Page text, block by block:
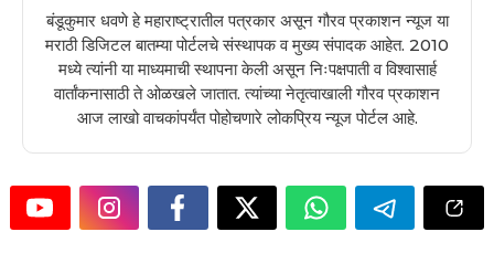
बंडूकुमार धवणे हे महाराष्ट्रातील पत्रकार असून गौरव प्रकाशन न्यूज या
मराठी डिजिटल बातम्या पोर्टलचे संस्थापक व मुख्य संपादक आहेत. 2010
मध्ये त्यांनी या माध्यमाची स्थापना केली असून निःपक्षपाती व विश्वासार्ह
वार्तांकनासाठी ते ओळखले जातात. त्यांच्या नेतृत्वाखाली गौरव प्रकाशन
आज लाखो वाचकांपर्यंत पोहोचणारे लोकप्रिय न्यूज पोर्टल आहे.